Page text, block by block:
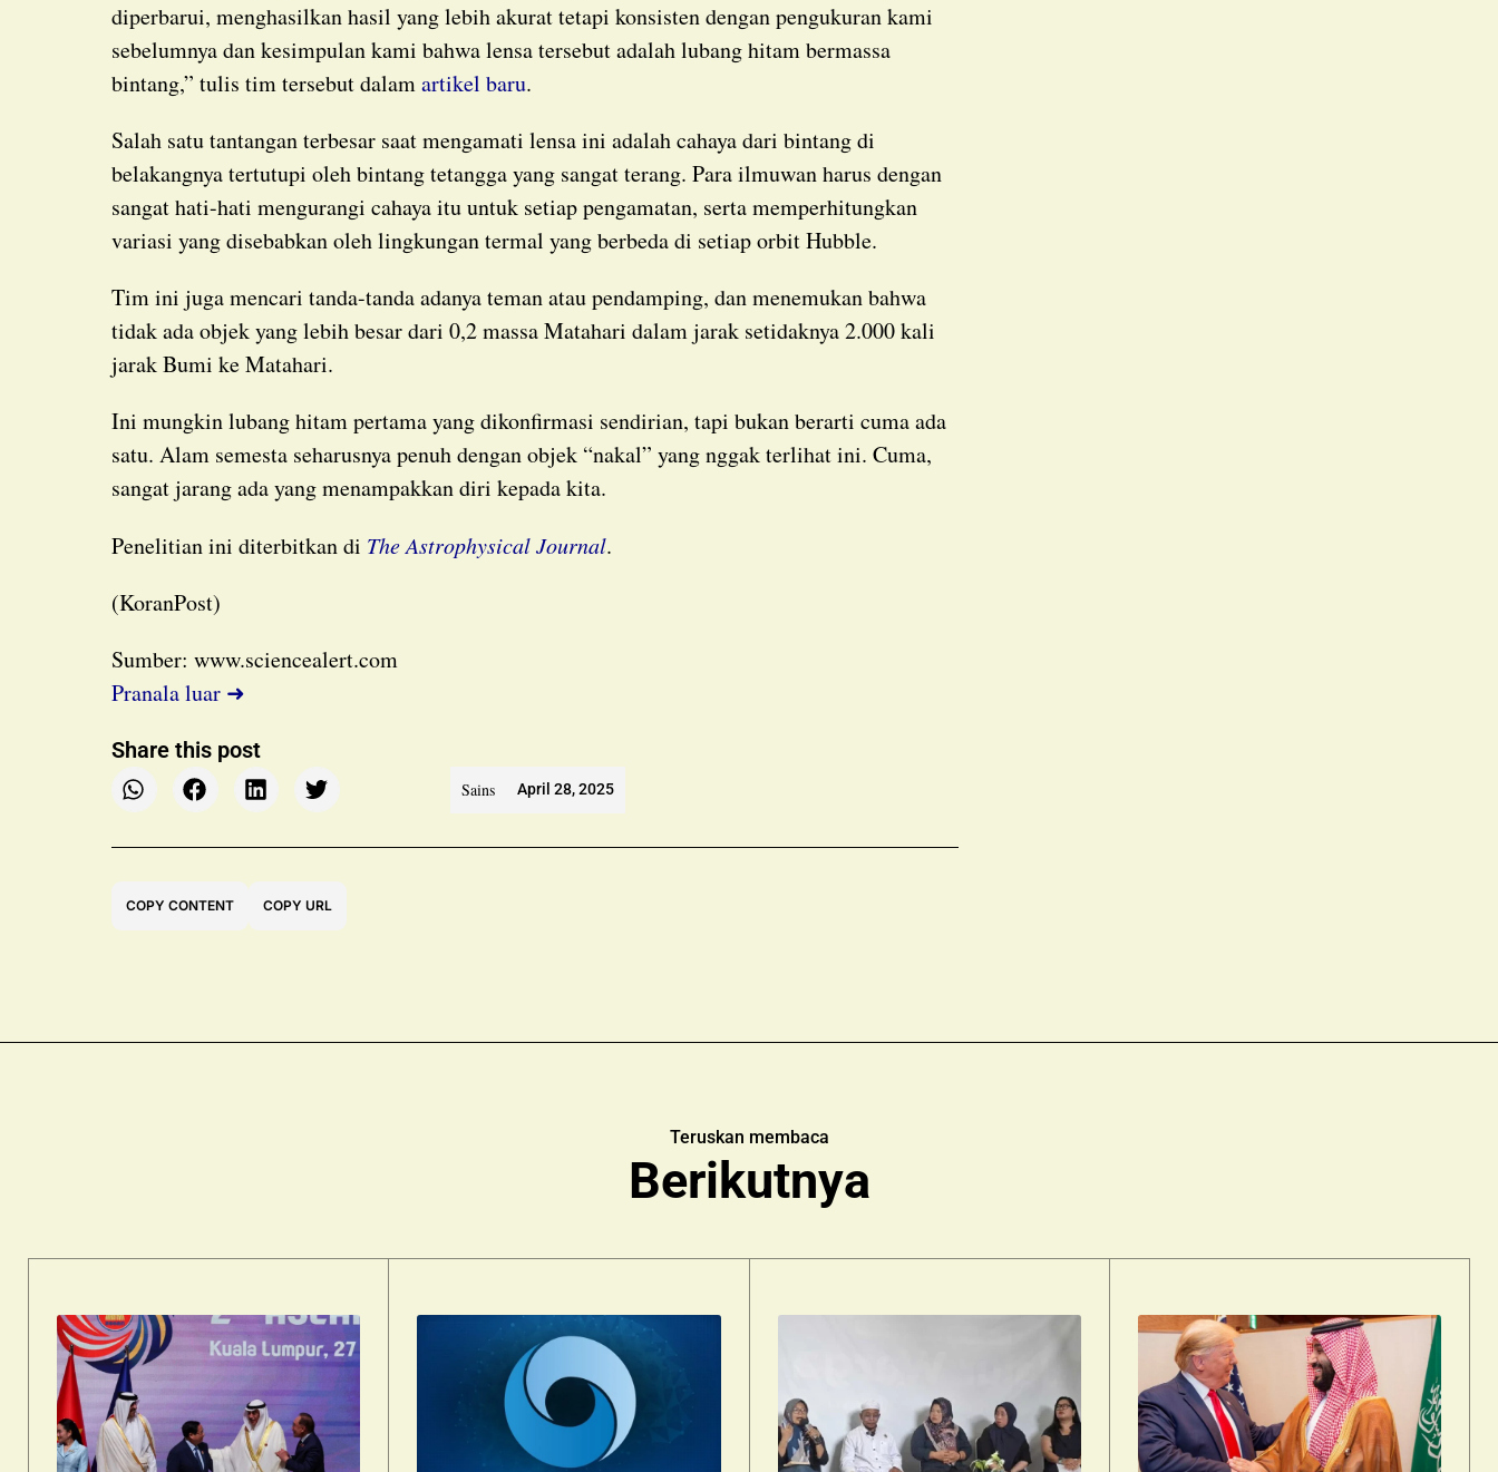
diperbarui, menghasilkan hasil yang lebih akurat tetapi konsisten dengan pengukuran kami
sebelumnya dan kesimpulan kami bahwa lensa tersebut adalah lubang hitam bermassa
bintang,” tulis tim tersebut dalamartikel baru.
Salah satu tantangan terbesar saat mengamati lensa ini adalah cahaya dari bintang di
belakangnya tertutupi oleh bintang tetangga yang sangat terang. Para ilmuwan harus dengan
sangat hati-hati mengurangi cahaya itu untuk setiap pengamatan, serta memperhitungkan
variasi yang disebabkan oleh lingkungan termal yang berbeda di setiap orbit Hubble.
Tim ini juga mencari tanda-tanda adanya teman atau pendamping, dan menemukan bahwa
tidak ada objek yang lebih besar dari 0,2 massa Matahari dalam jarak setidaknya 2.000 kali
jarak Bumi ke Matahari.
Ini mungkin lubang hitam pertama yang dikonfirmasi sendirian, tapi bukan berarti cuma ada
satu. Alam semesta seharusnya penuh dengan objek “nakal” yang nggak terlihat ini. Cuma,
sangat jarang ada yang menampakkan diri kepada kita.
Penelitian ini diterbitkan di The Astrophysical Journal.
(KoranPost)
Sumber: www.sciencealert.com
Pranala luar ➜
Share this post
Sains April 28, 2025
COPY CONTENT COPY URL
Teruskan membaca
Berikutnya